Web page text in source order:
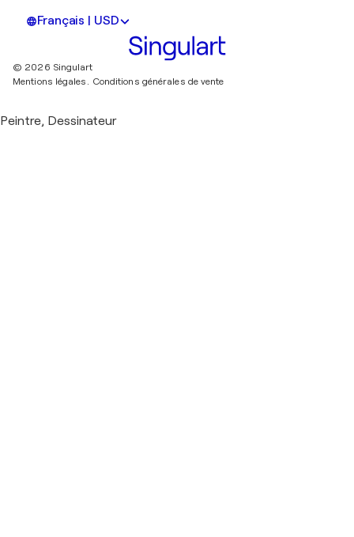
Français | USD
© 2026 Singulart
Mentions légales. Conditions générales de vente
Peintre, Dessinateur